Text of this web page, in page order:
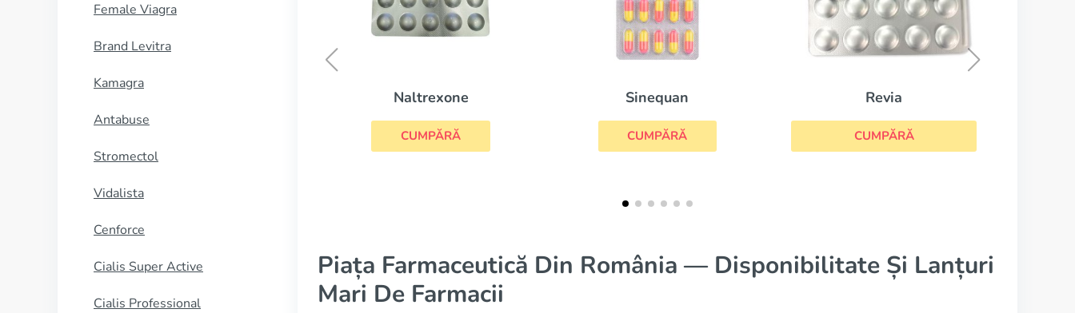
Female Viagra
Brand Levitra
Kamagra
Antabuse
Stromectol
Vidalista
Cenforce
Cialis Super Active
Cialis Professional
Sinequan
CUMPĂRĂ
Revia
CUMPĂRĂ
Disulfiram
Piața Farmaceutică Din România — Disponibilitate Și Lanțuri
Mari De Farmacii